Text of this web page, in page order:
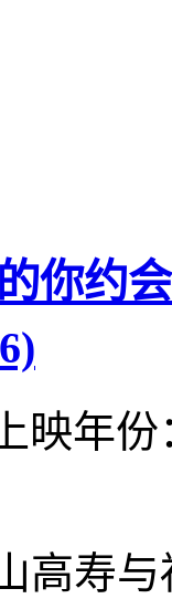
你约
上映年
高寿